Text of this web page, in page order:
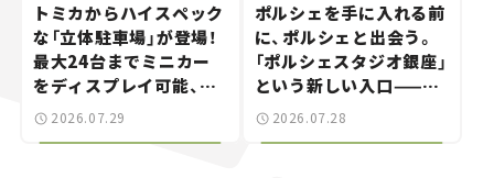
トミカからハイスペック
な「立体駐車場」が登場！
最大24台までミニカー
をディスプレイ可能、特
別な「日産 GT-R
2026.07.29
ポルシェを手に入れる前
に、ポルシェと出会う。
「ポルシェスタジオ銀座」
という新しい入口——連
載｜CCGとクルマでどう
2026.07.28